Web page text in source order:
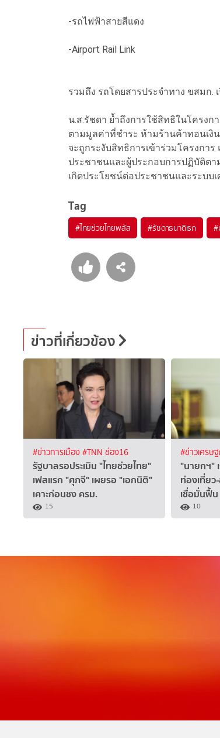
-รถไฟฟ้าสายสีแดง
-Airport Rail Link
รวมถึง รถโดยสารประจำทาง ขสมก.
น.ส.รัชดา ย้ำถึงการใช้สิทธิในโครงก
ตามมูลค่าที่ชำระ ห้ามร้านค้าทอนเงิ
จะถูกระงับสิทธิการเข้าร่วมโครงกา
ประชาชนและผู้ประกอบการปฏิบัติตา
เกิดประโยชน์ต่อประชาชนและระบบ
Tag
#ไทยช่วยไทยพลัส #รัชดาธนาดิเรก #
ข่าวที่เกี่ยวข้อง
#ข่าวการเมือง#TNN ช่อง16
รัฐบาลรอประเมิน "ไทยช่วยไทย"
เฟสแรก "ศุภจี" เผยรอ "เอกนิติ"
เคาะก่อนชง ครม.
15
#ข่าวเศรษ
"นายกฯ"
ท่องเที่ย
เชื่อมั่นฟื้น
10